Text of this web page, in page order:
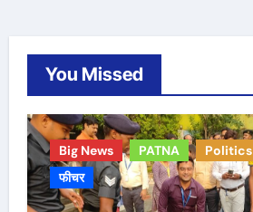
You Missed
Big News PATNA Politics
फीचर